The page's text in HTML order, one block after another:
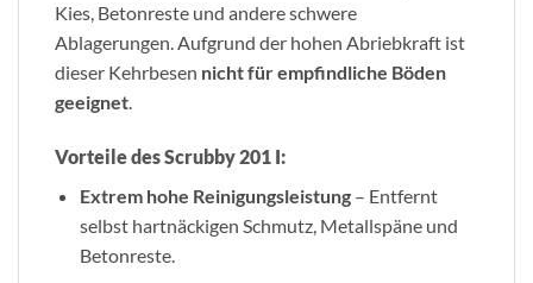
Kies, Betonreste und andere schwere
Ablagerungen. Aufgrund der hohen Abriebkraft ist
dieser Kehrbesen nicht für empfindliche Böden
geeignet.
Vorteile des Scrubby 201 I:
Extrem hohe Reinigungsleistung– Entfernt
selbst hartnäckigen Schmutz, Metallspäne und
Betonreste.